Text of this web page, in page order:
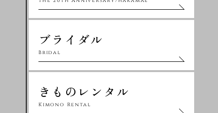
ブライダル
Bridal
きものレンタル
Kimono Rental